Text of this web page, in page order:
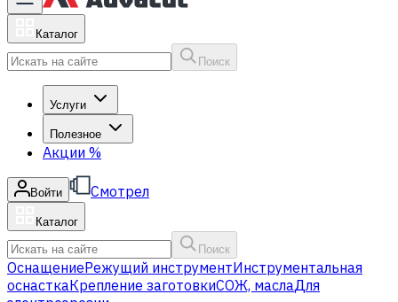
Каталог
Поиск
Услуги
Полезное
Акции %
Войти Смотрел
Каталог
Поиск
ОснащениеРежущий инструментИнструментальная
оснасткаКрепление заготовкиСОЖ, маслаДля